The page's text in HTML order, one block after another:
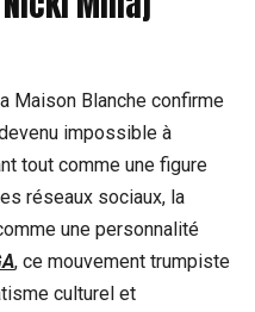
Maison Blanche confirme
impossible à
tout comme une figure
réseaux sociaux, la
une personnalité
, ce mouvement trumpiste
culturel et